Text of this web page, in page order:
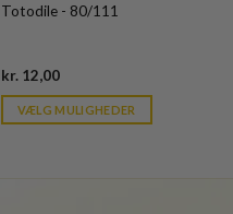
Totodile - 80/111
kr.12,00Current
is:
kr. 39,95.
VÆLG MULIGHEDER